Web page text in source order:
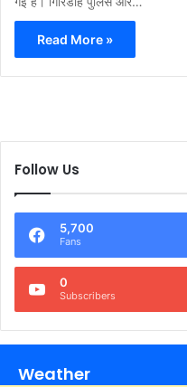
Read More »
Follow Us
5,700
Fans
0
Subscribers
Weather